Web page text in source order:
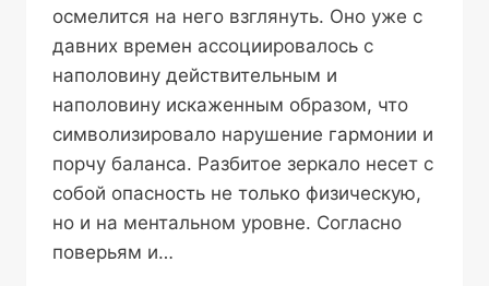
осмелится на него взглянуть. Оно уже с
давних времен ассоциировалось с
наполовину действительным и
наполовину искаженным образом, что
символизировало нарушение гармонии и
порчу баланса. Разбитое зеркало несет с
собой опасность не только физическую,
но и на ментальном уровне. Согласно
поверьям и…